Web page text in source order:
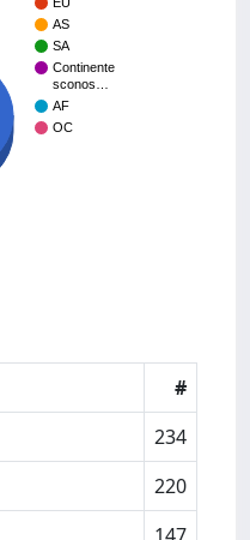
AS
SA
Continente
sconos…
AF
OC
#
234
220